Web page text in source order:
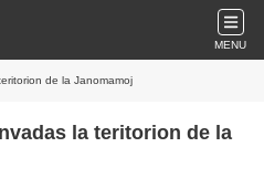
MENU
de la Janomamoj
la teritorion de la